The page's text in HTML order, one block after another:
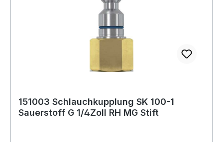
151003 Schlauchkupplung SK 100-1
Sauerstoff G 1/4Zoll RH MG Stift